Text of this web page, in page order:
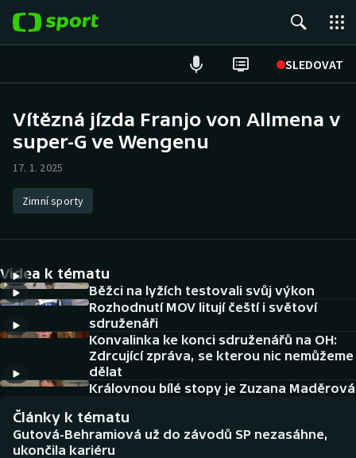
SLEDOVAT
Hokej
Atletika
DALŠÍ SPORTY
Americký fotbal
Baseball a softbal
Biatlon
NEPŘEHLÉDNĚTE
Aplikace ČT sport
Vítězná jízda Franjo von Allmena v
super-G ve Wengenu
17. 1. 2025
Zimní sporty
Videa k tématu
Běžci na lyžích testovali svůj výkon
Rozhodnutí MOV litují čeští i světoví
sdruženáři
Konvalinka ke konci sdruženářů na OH:
Zdrcující zpráva, se kterou nic nemůžeme
dělat
Královnou bílé stopy je Zuzana Maděrová
Články k tématu
Gutová-Behramiová už do závodů SP nezasáhne,
ukončila kariéru